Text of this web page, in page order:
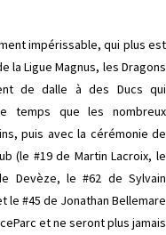
impérissable, qui plus est
la Ligue Magnus, les Dragons
de dalle à des Ducs qui
temps que les nombreux
puis avec la cérémonie de
(le #19 de Martin Lacroix, le
Devèze, le #62 de Sylvain
le #45 de Jonathan Bellemare
et ne seront plus jamais